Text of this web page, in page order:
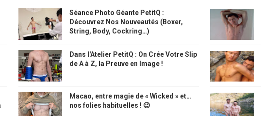
Séance Photo Géante PetitQ :
Découvrez Nos Nouveautés (Boxer,
String, Body, Cockring…)
Dans l'Atelier PetitQ : On Crée Votre Slip
de A à Z, la Preuve en Image !
Macao, entre magie de « Wicked » et…
nos folies habituelles ! 😉